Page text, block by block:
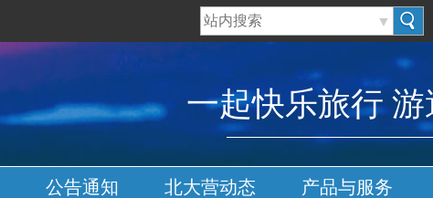
▼
一起快乐旅行 游
公告通知 北大营动态 产品与服务